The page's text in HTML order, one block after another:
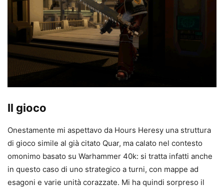
Il gioco
Onestamente mi aspettavo da Hours Heresy una struttura
di gioco simile al già citato Quar, ma calato nel contesto
omonimo basato su Warhammer 40k: si tratta infatti anche
in questo caso di uno strategico a turni, con mappe ad
esagoni e varie unità corazzate. Mi ha quindi sorpreso il